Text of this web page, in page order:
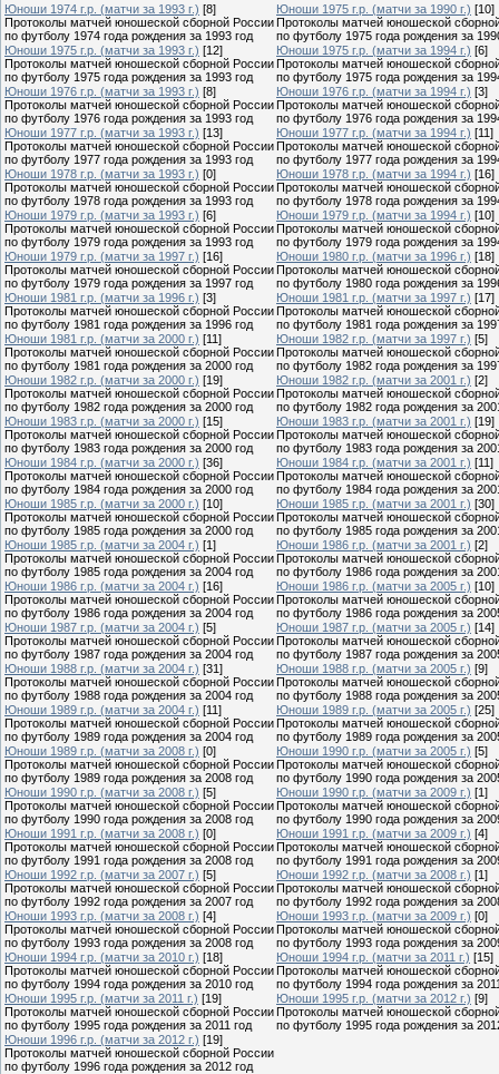
Юноши 1974 г.р. (матчи за 1993 г.) [8]
Протоколы матчей юношеской сборной России
по футболу 1974 года рождения за 1993 год
Юноши 1975 г.р. (матчи за 1990 г.) [10]
Протоколы матчей юношеской
по футболу 1975 года рождения за
Юноши 1975 г.р. (матчи за 1993 г.) [12]
Протоколы матчей юношеской сборной России
по футболу 1975 года рождения за 1993 год
Юноши 1975 г.р. (матчи за 1994 г.) [6]
Протоколы матчей юношеской
по футболу 1975 года рождения за
Юноши 1976 г.р. (матчи за 1993 г.) [8]
Протоколы матчей юношеской сборной России
по футболу 1976 года рождения за 1993 год
Юноши 1976 г.р. (матчи за 1994 г.) [3]
Протоколы матчей юношеской
по футболу 1976 года рождения за
Юноши 1977 г.р. (матчи за 1993 г.) [13]
Протоколы матчей юношеской сборной России
по футболу 1977 года рождения за 1993 год
Юноши 1977 г.р. (матчи за 1994 г.) [11]
Протоколы матчей юношеской
по футболу 1977 года рождения за
Юноши 1978 г.р. (матчи за 1993 г.) [0]
Протоколы матчей юношеской сборной России
по футболу 1978 года рождения за 1993 год
Юноши 1978 г.р. (матчи за 1994 г.) [16]
Протоколы матчей юношеской
по футболу 1978 года рождения за
Юноши 1979 г.р. (матчи за 1993 г.) [6]
Протоколы матчей юношеской сборной России
по футболу 1979 года рождения за 1993 год
Юноши 1979 г.р. (матчи за 1994 г.) [10]
Протоколы матчей юношеской
по футболу 1979 года рождения за
Юноши 1979 г.р. (матчи за 1997 г.) [16]
Протоколы матчей юношеской сборной России
по футболу 1979 года рождения за 1997 год
Юноши 1980 г.р. (матчи за 1996 г.) [18]
Протоколы матчей юношеской
по футболу 1980 года рождения за
Юноши 1981 г.р. (матчи за 1996 г.) [3]
Протоколы матчей юношеской сборной России
по футболу 1981 года рождения за 1996 год
Юноши 1981 г.р. (матчи за 1997 г.) [17]
Протоколы матчей юношеской
по футболу 1981 года рождения за
Юноши 1981 г.р. (матчи за 2000 г.) [11]
Протоколы матчей юношеской сборной России
по футболу 1981 года рождения за 2000 год
Юноши 1982 г.р. (матчи за 1997 г.) [5]
Протоколы матчей юношеской
по футболу 1982 года рождения за
Юноши 1982 г.р. (матчи за 2000 г.) [19]
Протоколы матчей юношеской сборной России
по футболу 1982 года рождения за 2000 год
Юноши 1982 г.р. (матчи за 2001 г.) [2]
Протоколы матчей юношеской
по футболу 1982 года рождения за
Юноши 1983 г.р. (матчи за 2000 г.) [15]
Протоколы матчей юношеской сборной России
по футболу 1983 года рождения за 2000 год
Юноши 1983 г.р. (матчи за 2001 г.) [19]
Протоколы матчей юношеской
по футболу 1983 года рождения за
Юноши 1984 г.р. (матчи за 2000 г.) [36]
Протоколы матчей юношеской сборной России
по футболу 1984 года рождения за 2000 год
Юноши 1984 г.р. (матчи за 2001 г.) [11]
Протоколы матчей юношеской
по футболу 1984 года рождения за
Юноши 1985 г.р. (матчи за 2000 г.) [10]
Протоколы матчей юношеской сборной России
по футболу 1985 года рождения за 2000 год
Юноши 1985 г.р. (матчи за 2001 г.) [30]
Протоколы матчей юношеской
по футболу 1985 года рождения за
Юноши 1985 г.р. (матчи за 2004 г.) [1]
Протоколы матчей юношеской сборной России
по футболу 1985 года рождения за 2004 год
Юноши 1986 г.р. (матчи за 2001 г.) [2]
Протоколы матчей юношеской
по футболу 1986 года рождения за
Юноши 1986 г.р. (матчи за 2004 г.) [16]
Протоколы матчей юношеской сборной России
по футболу 1986 года рождения за 2004 год
Юноши 1986 г.р. (матчи за 2005 г.) [10]
Протоколы матчей юношеской
по футболу 1986 года рождения за
Юноши 1987 г.р. (матчи за 2004 г.) [5]
Протоколы матчей юношеской сборной России
по футболу 1987 года рождения за 2004 год
Юноши 1987 г.р. (матчи за 2005 г.) [14]
Протоколы матчей юношеской
по футболу 1987 года рождения за
Юноши 1988 г.р. (матчи за 2004 г.) [31]
Протоколы матчей юношеской сборной России
по футболу 1988 года рождения за 2004 год
Юноши 1988 г.р. (матчи за 2005 г.) [9]
Протоколы матчей юношеской
по футболу 1988 года рождения за
Юноши 1989 г.р. (матчи за 2004 г.) [11]
Протоколы матчей юношеской сборной России
по футболу 1989 года рождения за 2004 год
Юноши 1989 г.р. (матчи за 2005 г.) [25]
Протоколы матчей юношеской
по футболу 1989 года рождения за
Юноши 1989 г.р. (матчи за 2008 г.) [0]
Протоколы матчей юношеской сборной России
по футболу 1989 года рождения за 2008 год
Юноши 1990 г.р. (матчи за 2005 г.) [5]
Протоколы матчей юношеской
по футболу 1990 года рождения за
Юноши 1990 г.р. (матчи за 2008 г.) [5]
Протоколы матчей юношеской сборной России
по футболу 1990 года рождения за 2008 год
Юноши 1990 г.р. (матчи за 2009 г.) [1]
Протоколы матчей юношеской
по футболу 1990 года рождения за
Юноши 1991 г.р. (матчи за 2008 г.) [0]
Протоколы матчей юношеской сборной России
по футболу 1991 года рождения за 2008 год
Юноши 1991 г.р. (матчи за 2009 г.) [4]
Протоколы матчей юношеской
по футболу 1991 года рождения за
Юноши 1992 г.р. (матчи за 2007 г.) [5]
Протоколы матчей юношеской сборной России
по футболу 1992 года рождения за 2007 год
Юноши 1992 г.р. (матчи за 2008 г.) [1]
Протоколы матчей юношеской
по футболу 1992 года рождения за
Юноши 1993 г.р. (матчи за 2008 г.) [4]
Протоколы матчей юношеской сборной России
по футболу 1993 года рождения за 2008 год
Юноши 1993 г.р. (матчи за 2009 г.) [0]
Протоколы матчей юношеской
по футболу 1993 года рождения за
Юноши 1994 г.р. (матчи за 2010 г.) [18]
Протоколы матчей юношеской сборной России
по футболу 1994 года рождения за 2010 год
Юноши 1994 г.р. (матчи за 2011 г.) [15]
Протоколы матчей юношеской
по футболу 1994 года рождения за
Юноши 1995 г.р. (матчи за 2011 г.) [19]
Протоколы матчей юношеской сборной России
по футболу 1995 года рождения за 2011 год
Юноши 1995 г.р. (матчи за 2012 г.) [9]
Протоколы матчей юношеской
по футболу 1995 года рождения за
Юноши 1996 г.р. (матчи за 2012 г.) [19]
Протоколы матчей юношеской сборной России
по футболу 1996 года рождения за 2012 год